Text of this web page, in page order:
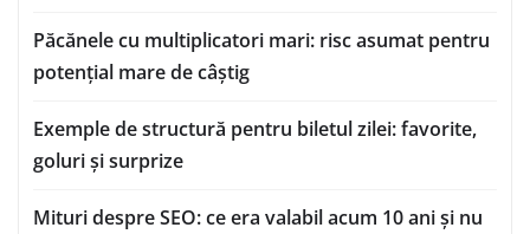
Păcănele cu multiplicatori mari: risc asumat pentru
potențial mare de câștig
Exemple de structură pentru biletul zilei: favorite,
goluri și surprize
Mituri despre SEO: ce era valabil acum 10 ani și nu